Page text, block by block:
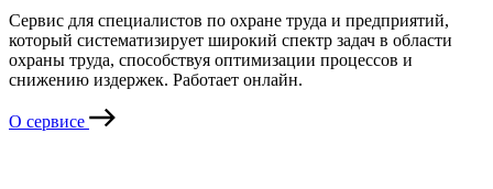
Сервис для специалистов по охране труда и предприятий,
который систематизирует широкий спектр задач в области
охраны труда, способствуя оптимизации процессов и
снижению издержек. Работает онлайн.
О сервисе